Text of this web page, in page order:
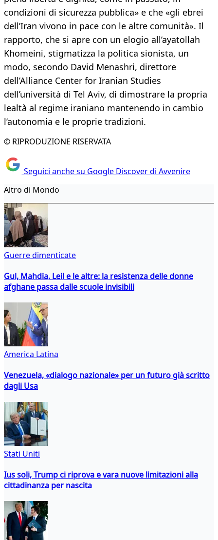
condizioni di sicurezza pubblica» e che «gli ebrei
dell’Iran vivono in pace con le altre comunità». Il
rapporto, che si apre con un elogio all’ayatollah
Khomeini, stigmatizza la politica sionista, un
modo, secondo David Menashri, direttore
dell’Alliance Center for Iranian Studies
dell’università di Tel Aviv, di dimostrare la propria
lealtà al regime iraniano mantenendo in cambio
l’autonomia e le proprie tradizioni.
© RIPRODUZIONE RISERVATA
Seguici anche su Google Discover di Avvenire
Altro di Mondo
Guerre dimenticate
Gul, Mahdia, Leil e le altre: la resistenza delle donne
afghane passa dalle scuole invisibili
America Latina
Venezuela, «dialogo nazionale» per un futuro già scritto
dagli Usa
Stati Uniti
Ius soli, Trump ci riprova e vara nuove limitazioni alla
cittadinanza per nascita